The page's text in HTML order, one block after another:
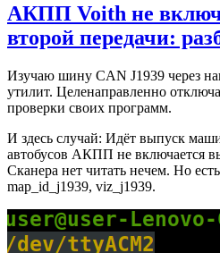
АКПП Voith не
второй передачи:
Изучаю шину CAN J1939 через
утилит. Целенаправленно
проверки своих программ.
И здесь случай: Идёт выпуск
автобусов АКПП не включается
Сканера нет читать нечем. Но
map_id_j1939, viz_j1939.